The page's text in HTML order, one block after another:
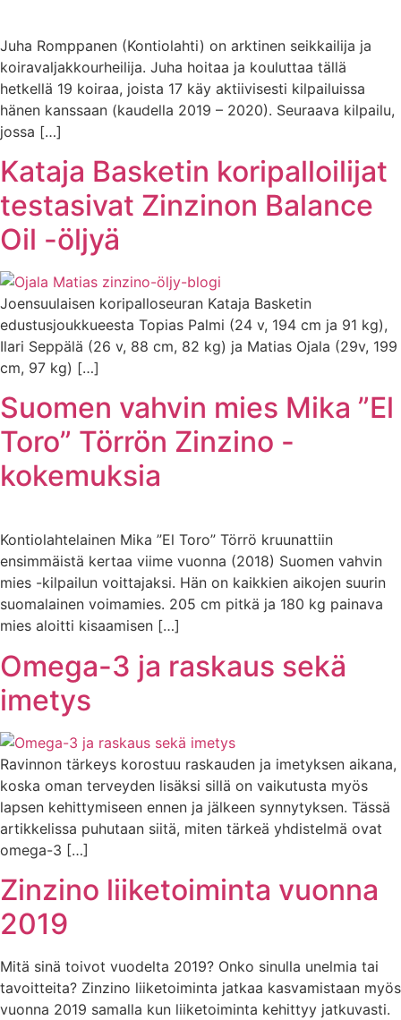
Juha Romppanen (Kontiolahti) on arktinen seikkailija ja
koiravaljakkourheilija. Juha hoitaa ja kouluttaa tällä
hetkellä 19 koiraa, joista 17 käy aktiivisesti kilpailuissa
hänen kanssaan (kaudella 2019 – 2020). Seuraava kilpailu,
jossa […]
Kataja Basketin koripalloilijat
testasivat Zinzinon Balance
Oil -öljyä
Joensuulaisen koripalloseuran Kataja Basketin
edustusjoukkueesta Topias Palmi (24 v, 194 cm ja 91 kg),
Ilari Seppälä (26 v, 88 cm, 82 kg) ja Matias Ojala (29v, 199
cm, 97 kg) […]
Suomen vahvin mies Mika ”El
Toro” Törrön Zinzino -
kokemuksia
Kontiolahtelainen Mika ”El Toro” Törrö kruunattiin
ensimmäistä kertaa viime vuonna (2018) Suomen vahvin
mies -kilpailun voittajaksi. Hän on kaikkien aikojen suurin
suomalainen voimamies. 205 cm pitkä ja 180 kg painava
mies aloitti kisaamisen […]
Omega-3 ja raskaus sekä
imetys
Ravinnon tärkeys korostuu raskauden ja imetyksen aikana,
koska oman terveyden lisäksi sillä on vaikutusta myös
lapsen kehittymiseen ennen ja jälkeen synnytyksen. Tässä
artikkelissa puhutaan siitä, miten tärkeä yhdistelmä ovat
omega-3 […]
Zinzino liiketoiminta vuonna
2019
Mitä sinä toivot vuodelta 2019? Onko sinulla unelmia tai
tavoitteita? Zinzino liiketoiminta jatkaa kasvamistaan myös
vuonna 2019 samalla kun liiketoiminta kehittyy jatkuvasti.